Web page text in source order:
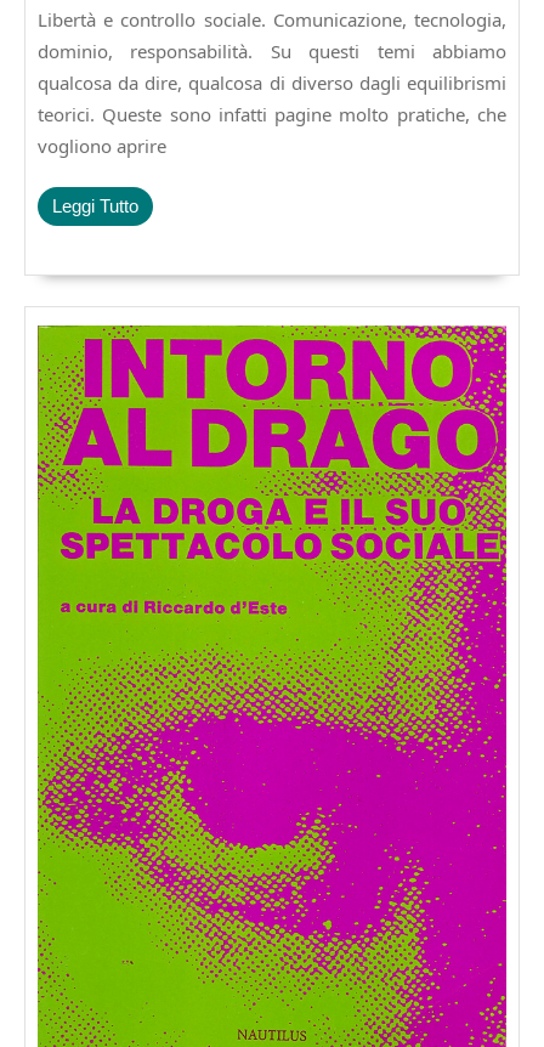
Crittografia,
anonimato
privacy
nelle
reti
2015
Libertà e controllo sociale. Comunicazione, tecnologia,
dominio, responsabilità. Su questi temi abbiamo
qualcosa da dire, qualcosa di diverso dagli equilibrismi
teorici. Queste sono infatti pagine molto pratiche, che
vogliono aprire
Leggi TuttoLeggi
Tutto